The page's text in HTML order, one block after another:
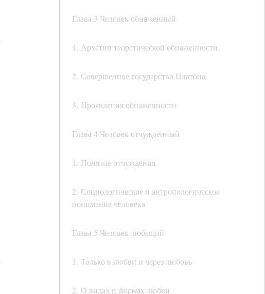
Глава 3 Человек обнаженный
1. Архетип теоретической обнаженности
2. Совершенное государство Платона
3. Проявления обнаженности
Глава 4 Человек отчужденный
1. Понятие отчуждения
2. Социологическое и антропологическое
понимание человека
Глава 5 Человек любящий
1. Только в любви и через любовь
2. О видах и формах любви